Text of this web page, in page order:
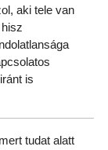
aki tele van
is
tudat alatt